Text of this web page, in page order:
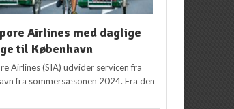
Airlines med daglige
til København
Airlines (SIA) udvider servicen fra
fra sommersæsonen 2024. Fra den